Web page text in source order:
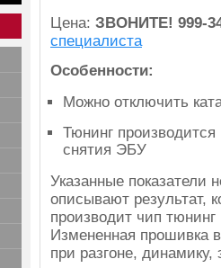
Цена: ЗВОНИТЕ! 999-
специалиста
Особенности:
Можно отключить
Тюнинг
снятия ЭБУ
Указанные показатели
описывают результат,
производит чип
Измененная прошивка
при разгоне, динамику,